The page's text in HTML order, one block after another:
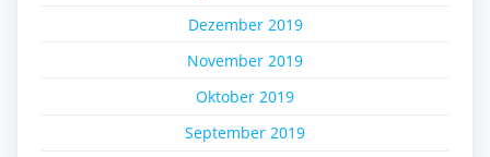
Dezember 2019
November 2019
Oktober 2019
September 2019